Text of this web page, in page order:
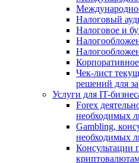
Налоговый
Налоговое и
Чек-лист
решений для
Услуги для IT-
Forex
необходимых
Gambling,
необходимых
Консультации